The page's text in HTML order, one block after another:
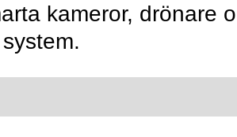
kameror, drönare